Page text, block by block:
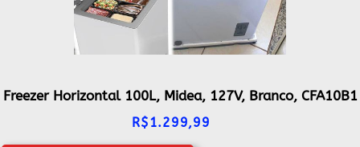
Freezer Horizontal 100L, Midea, 127V, Branco, CFA10B1
R$1.299,99